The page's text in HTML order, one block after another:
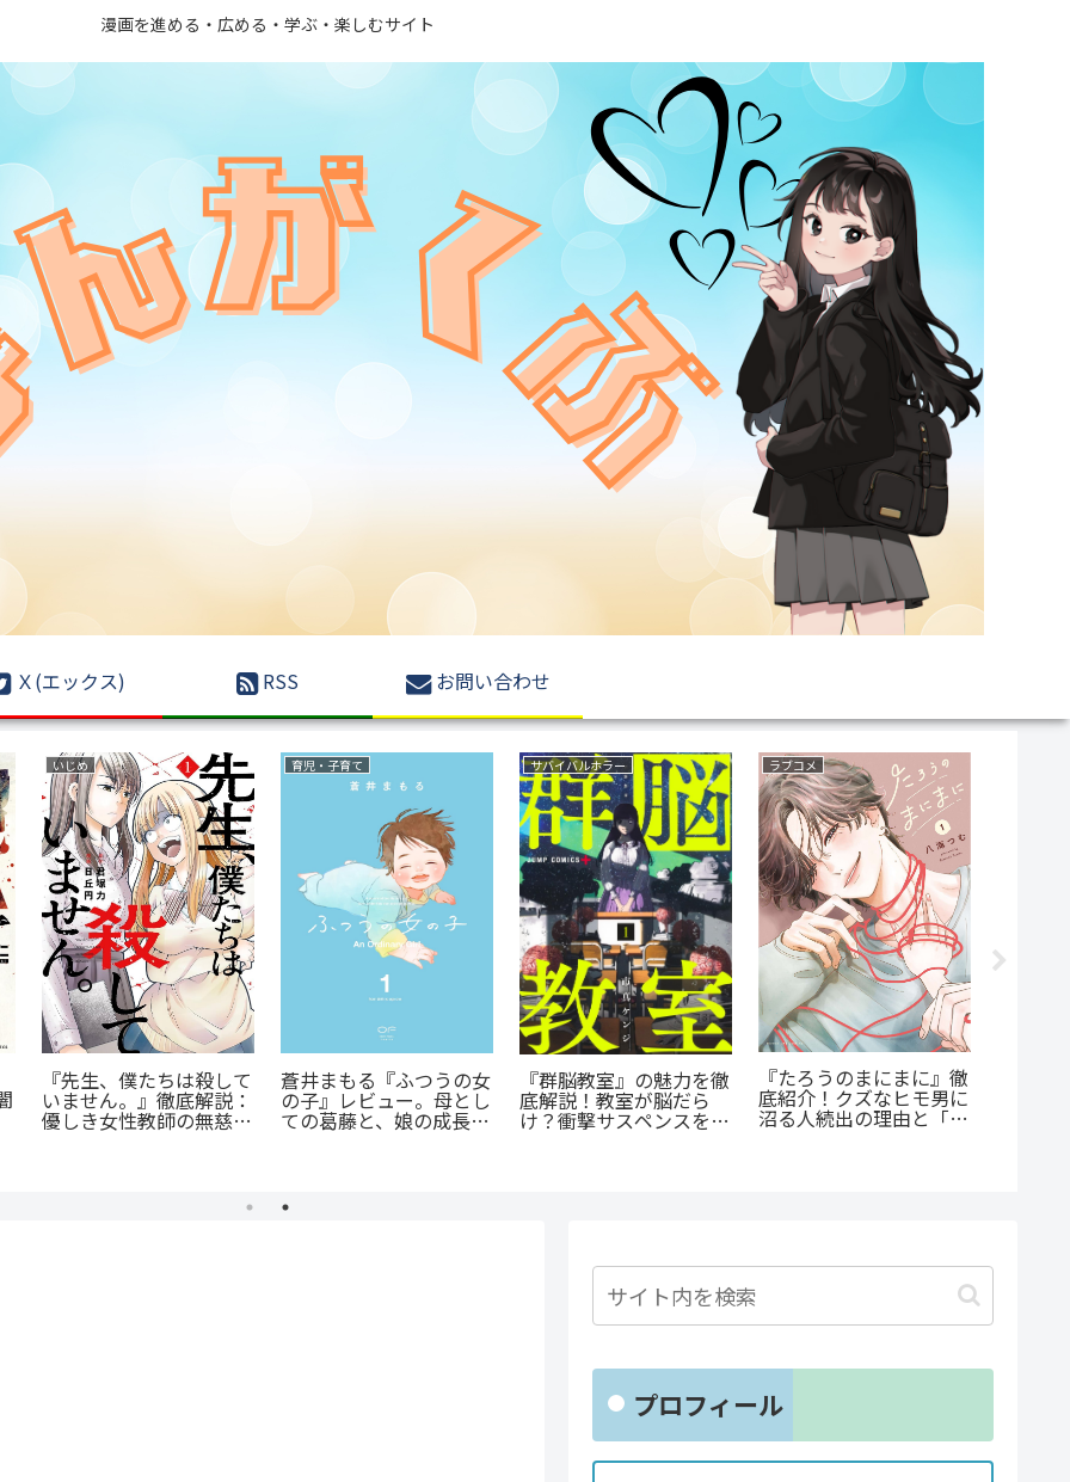
漫画を進める・広める・学ぶ・楽しむサイト
Ｘ(エックス) RSS お問い合わせ
いじめ
『先生、僕たちは殺して
いません。』徹底解説：
優しき女性教師の無慈悲
な復讐劇
育児・子育て
蒼井まもる『ふつうの女
の子』レビュー。母とし
ての葛藤と、娘の成長に
涙が止まらない
サバイバルホラー
『群脳教室』の魅力を徹
底解説！教室が脳だら
け？衝撃サスペンスを今
ラブコメ
『たろうのまにまに』徹
底紹介！クズなヒモ男に
沼る人続出の理由と「ま
にまに」の意味とは？
プロフィール